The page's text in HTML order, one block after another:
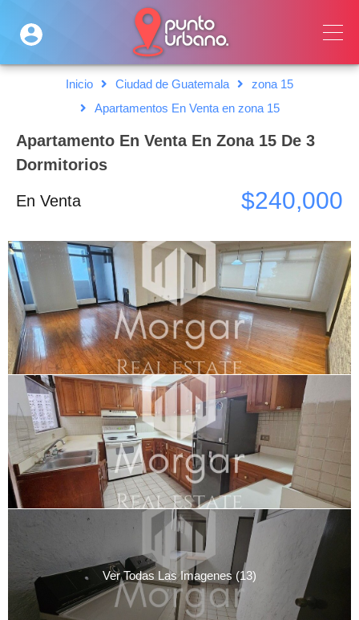
Inicio Ciudad de Guatemala
zona 15
Apartamentos En Venta en zona 15
Apartamento En Venta En Zona 15 De 3
Dormitorios
En Venta $240,000
Ver Todas Las Imagenes (13)